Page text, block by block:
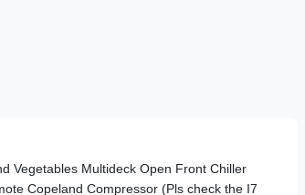
Vegetables Multideck Open Front Chiller
Copeland Compressor (Pls check the I7